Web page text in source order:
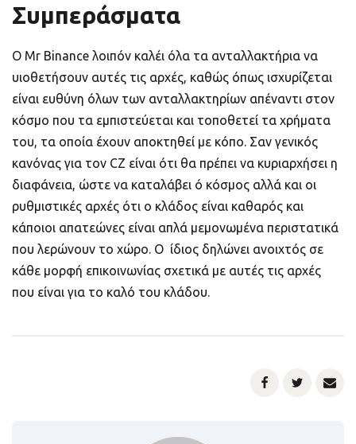
Συμπεράσματα
Ο Mr Binance λοιπόν καλέι όλα τα ανταλλακτήρια να
υιοθετήσουν αυτές τις αρχές, καθώς όπως ισχυρίζεται
είναι ευθύνη όλων των ανταλλακτηρίων απέναντι στον
κόσμο που τα εμπιστεύεται και τοποθετεί τα χρήματα
του, τα οποία έχουν αποκτηθεί με κόπο. Σαν γενικός
κανόνας για τον CZ είναι ότι θα πρέπει να κυριαρχήσει η
διαφάνεια, ώστε να καταλάβει ό κόσμος αλλά και οι
ρυθμιστικές αρχές ότι ο κλάδος είναι καθαρός και
κάποιοι απατεώνες είναι απλά μεμονωμένα περιστατικά
που λερώνουν το χώρο. Ο ίδιος δηλώνει ανοιχτός σε
κάθε μορφή επικοινωνίας σχετικά με αυτές τις αρχές
που είναι για το καλό του κλάδου.